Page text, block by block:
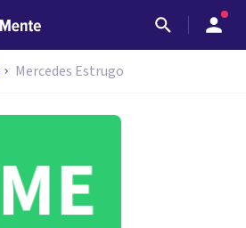
Mercedes Estrugo